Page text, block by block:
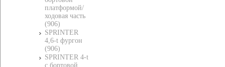
платформой/
ходовая часть
(906)
SPRINTER
4,6-t фургон
(906)
SPRINTER 4-t
c бортовой